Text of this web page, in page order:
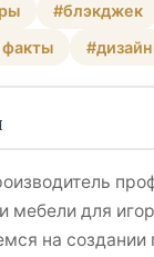
#блэкджек
#дизайн
мебели для
на создании